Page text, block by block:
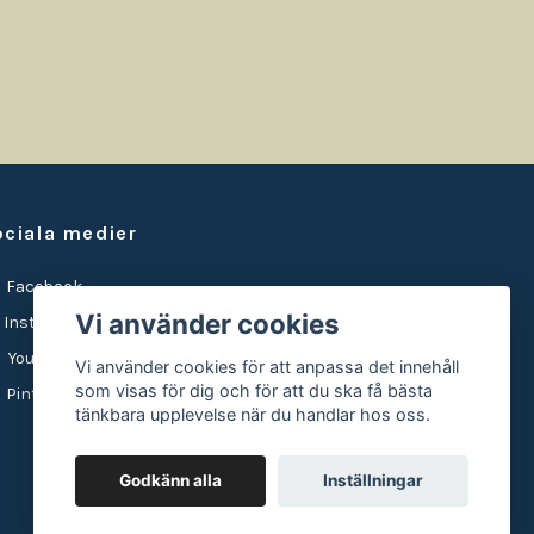
medier
Facebook
Instagram
YouTube
Pinterest
Vi använder cookies
Vi använder cookies för att anpassa det innehåll
som visas för dig och för att du ska få bästa
tänkbara upplevelse när du handlar hos oss.
Godkänn alla Inställningar